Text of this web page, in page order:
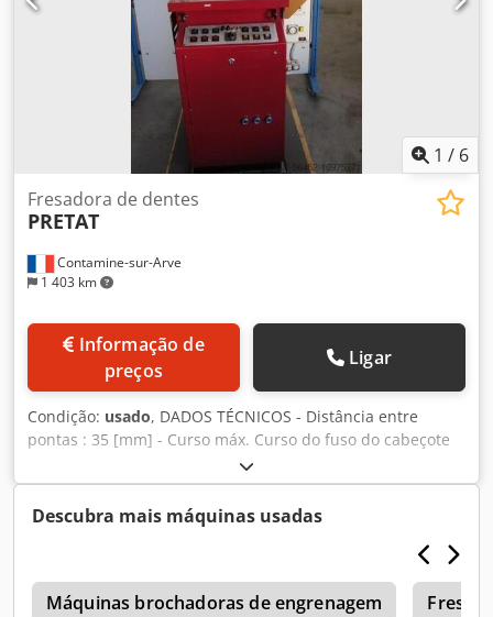
1 / 6
Contamine-sur-Arve
1 403 km
Fresadora de dentes
PRETAT
preços
Ligar
Condição: usado, DADOS TÉCNICOS - Distância entre
pontas : 35 [mm] - Curso máx. Curso do fuso do cabeçote
móvel : 10 [mm] - Máx. Movimento do cabeçote móvel : 10
[mm] - Máx. Curso máx. do eixo Y de mergulho: 5 [mm]
Cedpjuhbqiofx Af Rsha
Descubra mais máquinas usadas
Máquinas brochadoras de engrenagem